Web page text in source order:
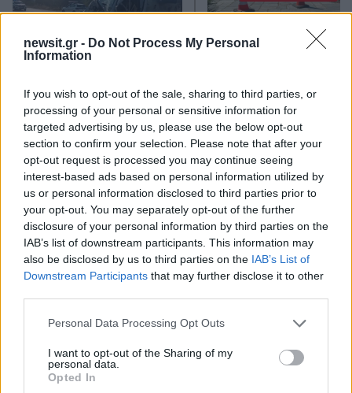
newsit.gr - Do Not Process My Personal
Information
If you wish to opt-out of the sale, sharing to third parties, or
processing of your personal or sensitive information for
targeted advertising by us, please use the below opt-out
section to confirm your selection. Please note that after your
opt-out request is processed you may continue seeing
interest-based ads based on personal information utilized by
us or personal information disclosed to third parties prior to
your opt-out. You may separately opt-out of the further
disclosure of your personal information by third parties on the
IAB’s list of downstream participants. This information may
also be disclosed by us to third parties on the IAB’s List of
Downstream Participants that may further disclose it to other
Please note that this website/app uses one or more Google
not limited to your visit or usage behaviour. You may click to
grant or deny consent to Google and its third-party tags to
use your data for below specified purposes in below Google
Personal Data Processing Opt Outs
I want to opt-out of the Sharing of my
personal data.
Opted In
Σχόλια
Σχολίασε εδώ
50 /50
Τραγωδία στις Σέρρες: «Τα
έχασα όλα, κάτι με
τράβαγε στην καρδιά μου»,
λέει ο άνδρας που έχασε
σύζυγο και γιο στο τροχαίο
Μυστράς: 11 μήνες
αναστολή στον
που έκρυβε τον
πατέρα του σε
– «Ήθελα να τον